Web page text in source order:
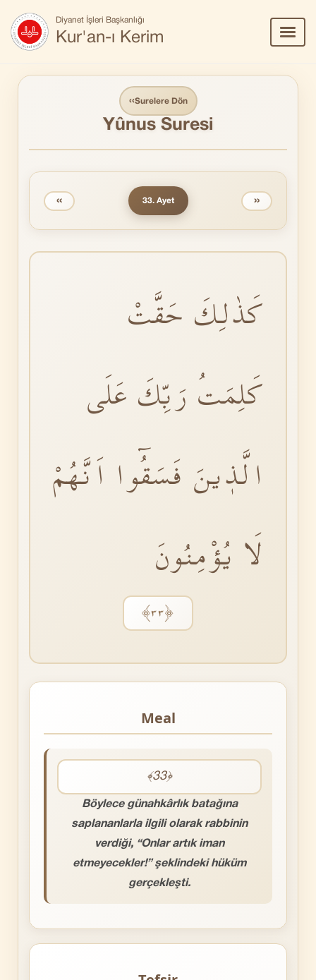
Diyanet İşleri Başkanlığı
Kur'an-ı Kerim
Aç/
‹‹Surelere Dön
Yûnus Suresi
‹‹ 33. Ayet ››
كَذٰلِكَ حَقَّتْ
كَلِمَتُ رَبِّكَ عَلَى
الَّذٖينَ فَسَقُٓوا اَنَّهُمْ
لَا يُؤْمِنُونَ
﴿٣٣﴾
Meal
﴾33﴿
Böylece günahkârlık batağına
saplananlarla ilgili olarak rabbinin
verdiği, “Onlar artık iman
etmeyecekler!” şeklindeki hüküm
gerçekleşti.